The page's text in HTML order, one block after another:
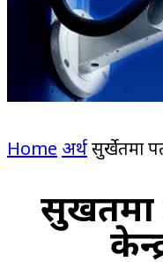
Home अर्थसुर्खेतमा
सुर्खेतमा